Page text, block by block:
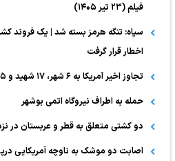
فیلم (۲۳ تیر ۱۴۰۵)
سپاه: تنگه هرمز بسته شد | یک فروند
اخطار قرار گرفت
تجاوز اخیر آمریکا به ۶ شهر، ۱۷ شهید و ۱۱۵ مصدوم بر جای گذاشت
حمله به اطراف نیروگاه اتمی بوشهر
دو کشتی متعلق به قطر و عربستان در
اصابت دو موشک به ناوچه آمریکایی